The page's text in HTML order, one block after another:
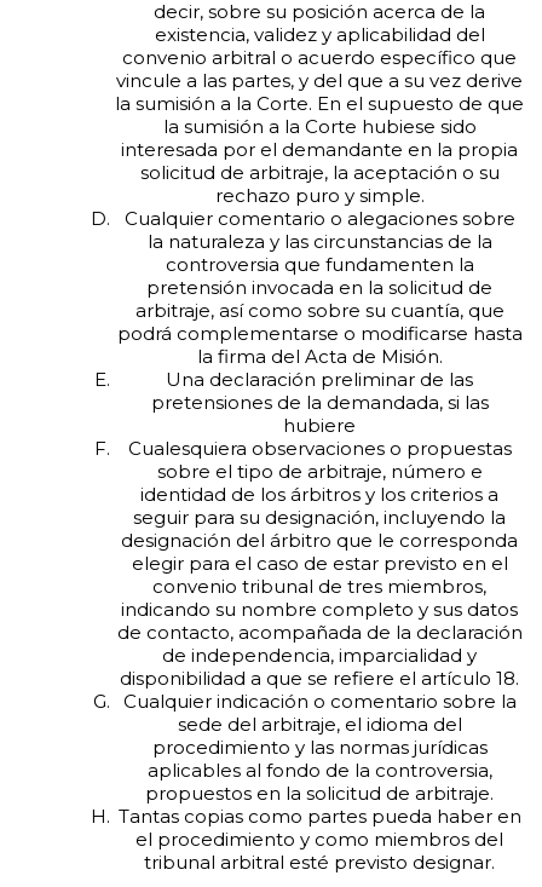
decir, sobre su posición acerca de la
existencia, validez y aplicabilidad del
convenio arbitral o acuerdo específico que
vincule a las partes, y del que a su vez derive
la sumisión a la Corte. En el supuesto de que
la sumisión a la Corte hubiese sido
interesada por el demandante en la propia
solicitud de arbitraje, la aceptación o su
rechazo puro y simple.
Cualquier comentario o alegaciones sobre
la naturaleza y las circunstancias de la
controversia que fundamenten la
pretensión invocada en la solicitud de
arbitraje, así como sobre su cuantía, que
podrá complementarse o modificarse hasta
la firma del Acta de Misión.
Una declaración preliminar de las
pretensiones de la demandada, si las
hubiere
Cualesquiera observaciones o propuestas
sobre el tipo de arbitraje, número e
identidad de los árbitros y los criterios a
seguir para su designación, incluyendo la
designación del árbitro que le corresponda
elegir para el caso de estar previsto en el
convenio tribunal de tres miembros,
indicando su nombre completo y sus datos
de contacto, acompañada de la declaración
de independencia, imparcialidad y
disponibilidad a que se refiere el artículo 18.
Cualquier indicación o comentario sobre la
sede del arbitraje, el idioma del
procedimiento y las normas jurídicas
aplicables al fondo de la controversia,
propuestos en la solicitud de arbitraje.
Tantas copias como partes pueda haber en
el procedimiento y como miembros del
tribunal arbitral esté previsto designar.